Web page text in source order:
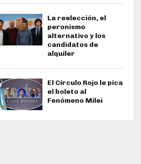
La reelección, el
peronismo
alternativo y los
candidatos de
alquiler
El Círculo Rojo le pica
el boleto al
Fenómeno Milei